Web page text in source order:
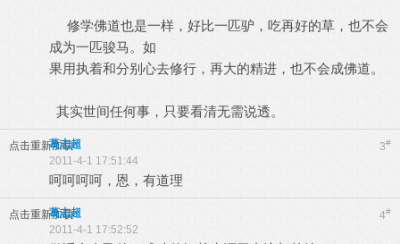
修学佛道也是一样，好比一匹驴，吃再好的草，也不会
成为一匹骏马。如
果用执着和分别心去修行，再大的精进，也不会成佛道。
其实世间任何事，只要看清无需说透。
点击重新加载 3#
葛志超
2011-4-1 17:51:44
呵呵呵呵，恩，有道理
点击重新加载 4#
葛志超
2011-4-1 17:52:52